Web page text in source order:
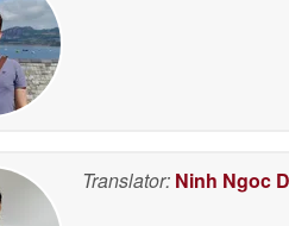
Translator: Ninh Ngoc